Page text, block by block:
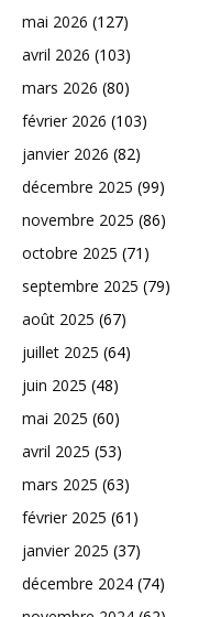
mai 2026 (127)
avril 2026 (103)
mars 2026 (80)
février 2026 (103)
janvier 2026 (82)
décembre 2025 (99)
novembre 2025 (86)
octobre 2025 (71)
septembre 2025 (79)
août 2025 (67)
juillet 2025 (64)
juin 2025 (48)
mai 2025 (60)
avril 2025 (53)
mars 2025 (63)
février 2025 (61)
janvier 2025 (37)
décembre 2024 (74)